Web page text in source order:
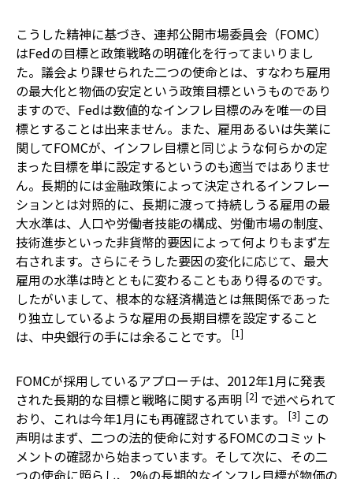
こうした精神に基づき、連邦公開市場委員会（FOMC）
はFedの目標と政策戦略の明確化を行ってまいりまし
た。議会より課せられた二つの使命とは、すなわち雇用
の最大化と物価の安定という政策目標というものであり
ますので、Fedは数値的なインフレ目標のみを唯一の目
標とすることは出来ません。また、雇用あるいは失業に
関してFOMCが、インフレ目標と同じような何らかの定
まった目標を単に設定するというのも適当ではありませ
ん。長期的には金融政策によって決定されるインフレー
ションとは対照的に、長期に渡って持続しうる雇用の最
大水準は、人口や労働者技能の構成、労働市場の制度、
技術進歩といった非貨幣的要因によって何よりもまず左
右されます。さらにそうした要因の変化に応じて、最大
雇用の水準は時とともに変わることもあり得るのです。
したがいまして、根本的な経済構造とは無関係であった
り独立しているような雇用の長期目標を設定すること
は、中央銀行の手には余ることです。
[1]
FOMCが採用しているアプローチは、2012年1月に発表
された長期的な目標と戦略に関する声明 [2] で述べられて
おり、これは今年1月にも再確認されています。
[3] この
声明はまず、二つの法的使命に対するFOMCのコミット
メントの確認から始まっています。そして次に、その二
つの使命に照らし、2%の長期的なインフレ目標が物価の